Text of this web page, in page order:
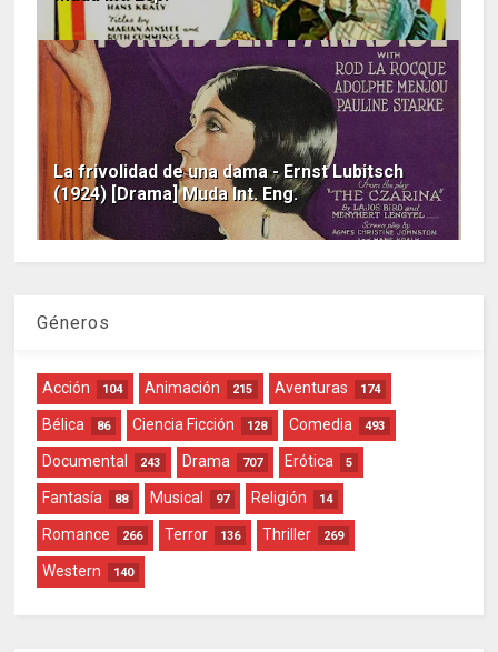
La frivolidad de una dama - Ernst Lubitsch
(1924) [Drama] Muda Int. Eng.
Géneros
Acción 104 Animación 215 Aventuras 174
Bélica 86 Ciencia Ficción 128 Comedia 493
Documental 243 Drama 707 Erótica 5
Fantasía 88 Musical 97 Religión 14
Romance 266 Terror 136 Thriller 269
Western 140